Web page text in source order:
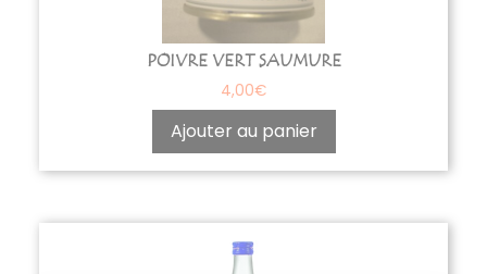
POIVRE VERT SAUMURE
4,00€
Ajouter au panier